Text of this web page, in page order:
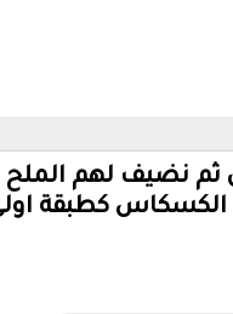
نضيف لهم الملح
كطبقة